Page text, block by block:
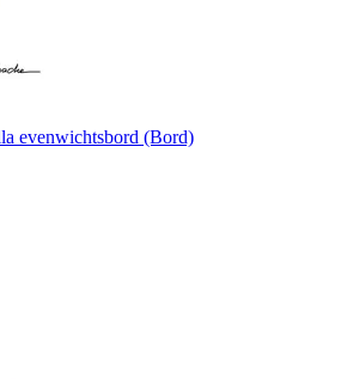
evenwichtsbord (Bord)